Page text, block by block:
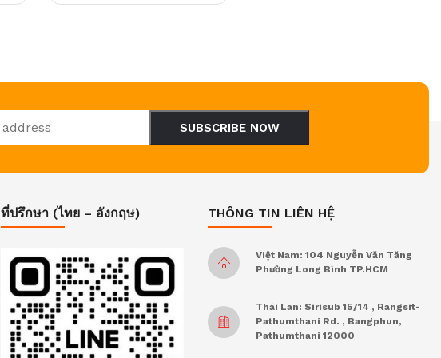
SUBSCRIBE NOW
ที่ปรึกษา (ไทย – อังกฤษ) THÔNG TIN LIÊN HỆ
Việt Nam: 104 Nguyễn Văn Tăng
Phường Long Bình TP.HCM
Thái Lan: Sirisub 15/14 , Rangsit-
Pathumthani Rd. , Bangphun,
Pathumthani 12000